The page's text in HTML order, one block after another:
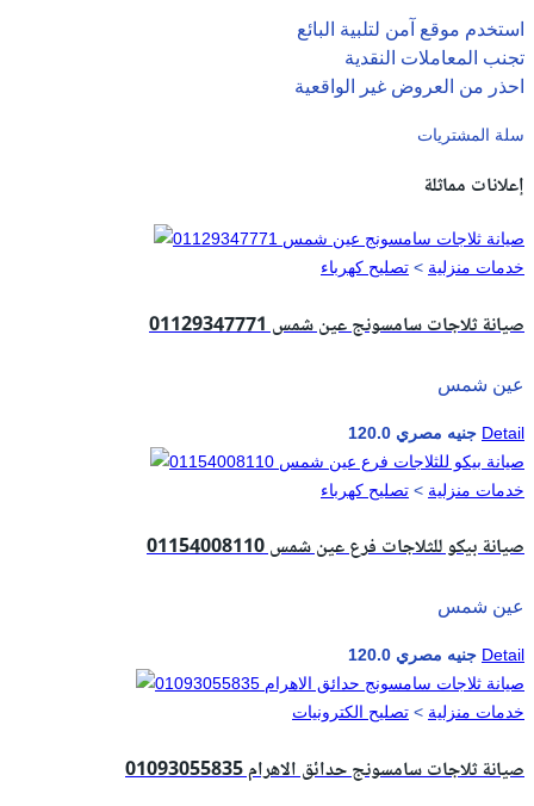
استخدم موقع آمن لتلبية البائع
تجنب المعاملات النقدية
احذر من العروض غير الواقعية
سلة المشتريات
إعلانات مماثلة
خدمات منزلية > تصليح كهرباء
صيانة ثلاجات سامسونج عين شمس 01129347771
عين شمس
120.0 جنيه مصري Detail
خدمات منزلية > تصليح كهرباء
صيانة بيكو للثلاجات فرع عين شمس 01154008110
عين شمس
120.0 جنيه مصري Detail
خدمات منزلية > تصليح الكترونيات
صيانة ثلاجات سامسونج حدائق الاهرام 01093055835